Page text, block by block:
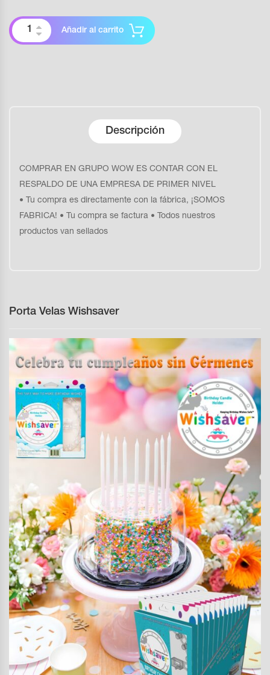
Añadir al carrito
Descripción
COMPRAR EN GRUPO WOW ES CONTAR CON EL
RESPALDO DE UNA EMPRESA DE PRIMER NIVEL
• Tu compra es directamente con la fábrica, ¡SOMOS
FABRICA! • Tu compra se factura • Todos nuestros
productos van sellados
Porta Velas Wishsaver